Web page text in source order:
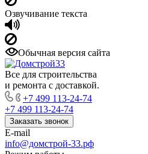
Озвучивание текста
Обычная версия сайта
Все для строительства
и ремонта с доставкой.
+7 499 113-24-74
+7 499 113-24-74
Заказать звонок
E-mail
info@домстрой-33.рф